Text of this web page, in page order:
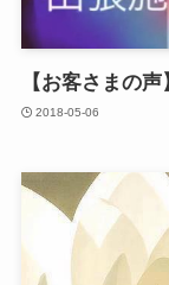
【お客さまの
2018-05-06